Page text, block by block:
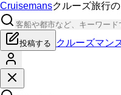
Cruisemansクルーズ旅行
投稿する クルーズマン